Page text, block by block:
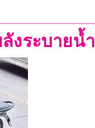
งระบายน้ำ